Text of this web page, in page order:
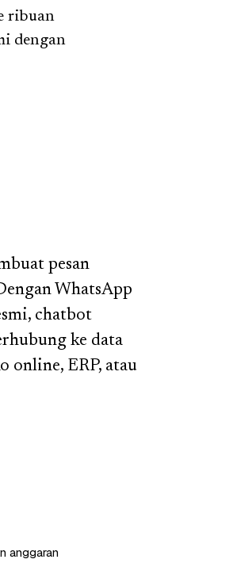
ribuan
dengan
pesan
WhatsApp
chatbot
ke data
online, ERP, atau
anggaran